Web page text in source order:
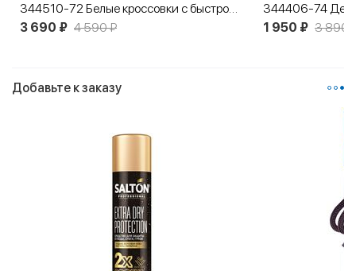
344510-72 Белые кроссовки с быстрой шнуровкой Все включено
3 690 ₽ 4 590 ₽ 1 950 ₽ 3 890
Добавьте к заказу